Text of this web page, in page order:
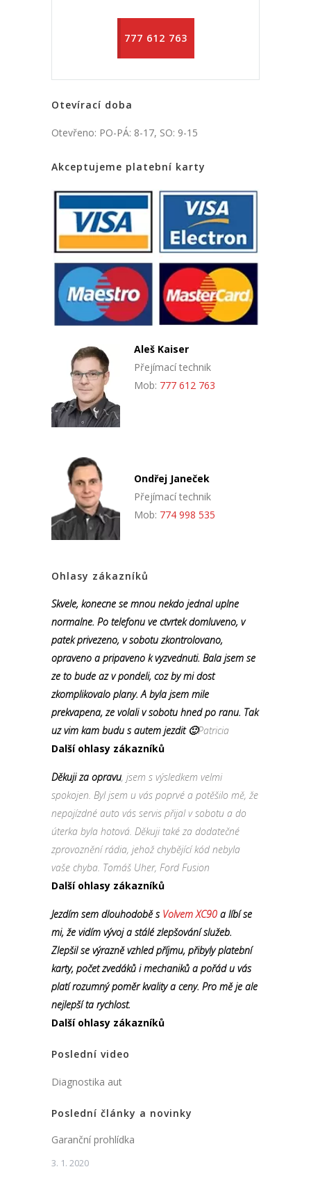
777 612 763
Otevírací doba
Otevřeno: PO-PÁ: 8-17, SO: 9-15
Akceptujeme platební karty
Aleš Kaiser
Přejímací technik
Mob: 777 612 763
Ondřej Janeček
Přejímací technik
Mob: 774 998 535
Ohlasy zákazníků
Skvele, konecne se mnou nekdo jednal uplne
normalne. Po telefonu ve ctvrtek domluveno, v
patek privezeno, v sobotu zkontrolovano,
opraveno a pripaveno k vyzvednuti. Bala jsem se
ze to bude az v pondeli, coz by mi dost
zkomplikovalo plany. A byla jsem mile
prekvapena, ze volali v sobotu hned po ranu. Tak
uz vim kam budu s autem jezdit 🙂Patricia
Další ohlasy zákazníků
Děkuji za opravu, jsem s výsledkem velmi
spokojen. Byl jsem u vás poprvé a potěšilo mě, že
nepojízdné auto vás servis přijal v sobotu a do
úterka byla hotová. Děkuji také za dodatečné
zprovoznění rádia, jehož chybějící kód nebyla
vaše chyba. Tomáš Uher, Ford Fusion
Další ohlasy zákazníků
Jezdím sem dlouhodobě s Volvem XC90 a líbí se
mi, že vidím vývoj a stálé zlepšování služeb.
Zlepšil se výrazně vzhled příjmu, přibyly platební
karty, počet zvedáků i mechaniků a pořád u vás
platí rozumný poměr kvality a ceny. Pro mě je ale
nejlepší ta rychlost.
Další ohlasy zákazníků
Poslední video
Diagnostika aut
Poslední články a novinky
Garanční prohlídka
3. 1. 2020